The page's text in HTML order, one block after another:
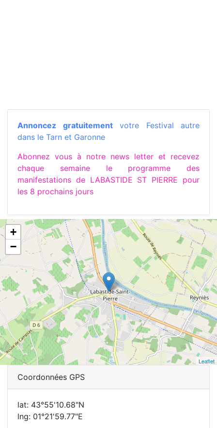
Annoncez gratuitementvotre Festival autre
dans le Tarn et Garonne
Abonnez vous à notre news letter et recevez
chaque semaine le programme des
manifestations de LABASTIDE ST PIERRE pour
les 8 prochains jours
+
−
Leaflet
Coordonnées GPS
lat: 43°55'10.68"N
lng: 01°21'59.77"E